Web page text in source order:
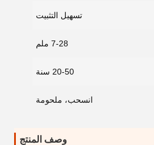
تسهيل التثبيت
7-28 ملم
20-50 سنة
انسحب، ملحومة
وصف المنتج